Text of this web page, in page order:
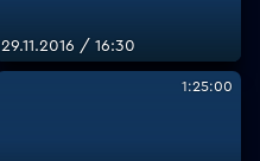
29.11.2016 / 16:30
1:25:00